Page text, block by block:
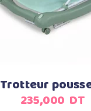
Trotteur
235,000 DT